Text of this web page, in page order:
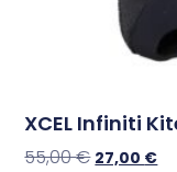
XCEL Infiniti
55,00€ 27,00 €